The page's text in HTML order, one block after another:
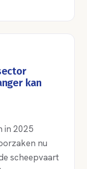
kan
in 2025
nu
scheepvaart